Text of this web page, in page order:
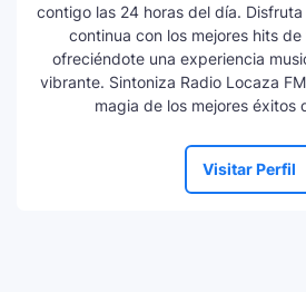
contigo las 24 horas del día.
continua con los mejores hits
ofreciéndote una experiencia
vibrante. Sintoniza Radio Locaza
magia de los mejores éxitos
Visitar Perfil